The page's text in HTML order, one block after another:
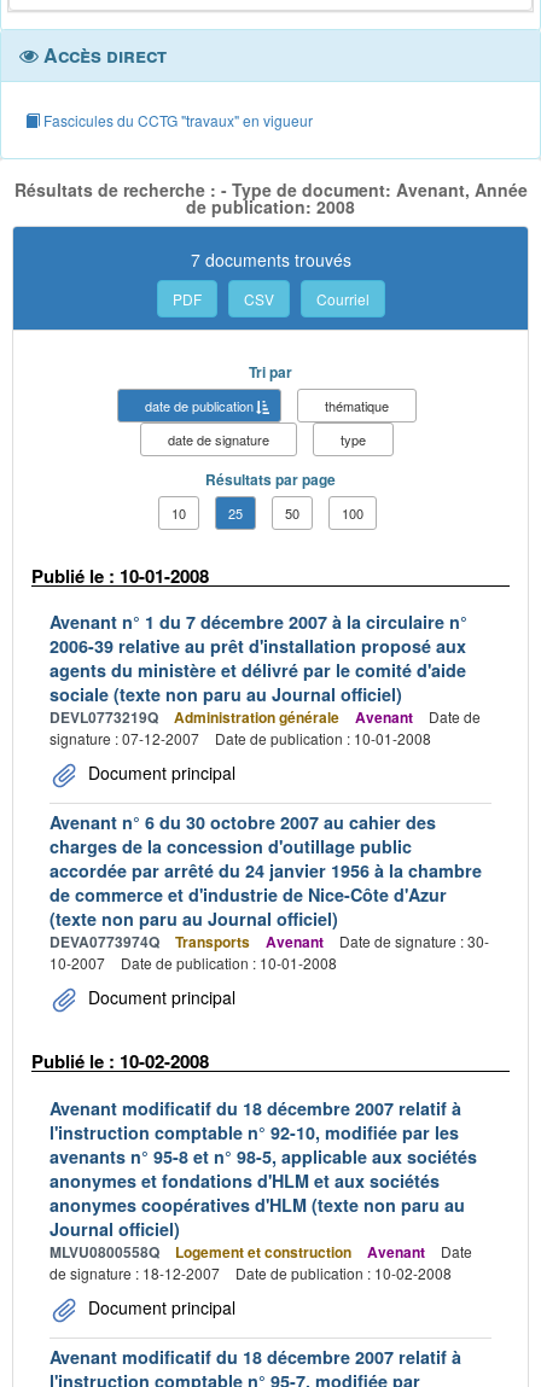
Accès direct
Fascicules du CCTG "travaux" en vigueur
Résultats de recherche : - Type de document: Avenant, Année
de publication: 2008
7 documents trouvés
PDF CSV Courriel
Tri par
date de publication
thématique
date de signature
type
Résultats par page
10 25 50 100
Publié le : 10-01-2008
Avenant n° 1 du 7 décembre 2007 à la circulaire n°
2006-39 relative au prêt d'installation proposé aux
agents du ministère et délivré par le comité d'aide
sociale (texte non paru au Journal officiel)
DEVL0773219Q Administration générale Avenant
Date de
signature : 07-12-2007
Date de publication : 10-01-2008
Document principal
Avenant n° 6 du 30 octobre 2007 au cahier des
charges de la concession d'outillage public
accordée par arrêté du 24 janvier 1956 à la chambre
de commerce et d'industrie de Nice-Côte d'Azur
(texte non paru au Journal officiel)
DEVA0773974Q Transports Avenant
Date de signature : 30-
10-2007
Date de publication : 10-01-2008
Document principal
Publié le : 10-02-2008
Avenant modificatif du 18 décembre 2007 relatif à
l'instruction comptable n° 92-10, modifiée par les
avenants n° 95-8 et n° 98-5, applicable aux sociétés
anonymes et fondations d'HLM et aux sociétés
anonymes coopératives d'HLM (texte non paru au
Journal officiel)
MLVU0800558Q Logement et construction Avenant
Date
de signature : 18-12-2007
Date de publication : 10-02-2008
Document principal
Avenant modificatif du 18 décembre 2007 relatif à
l'instruction comptable n° 95-7, modifiée par